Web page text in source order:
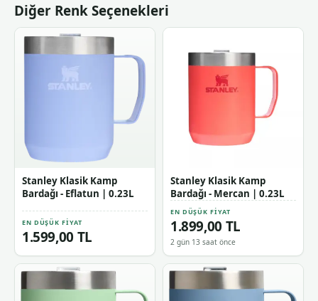
Diğer Renk Seçenekleri
Stanley Klasik Kamp
Bardağı - Eflatun | 0.23L
EN DÜŞÜK FIYAT
1.599,00 TL
Stanley Klasik Kamp
Bardağı - Mercan | 0.23L
EN DÜŞÜK FIYAT
1.899,00 TL
2 gün 13 saat önce